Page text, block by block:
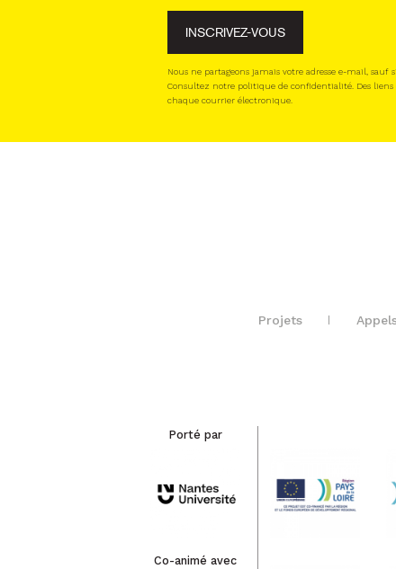
INSCRIVEZ-VOUS
Nous ne partageons jamais votre adresse e-mail, sauf
Consultez notre politique de confidentialité. Des
chaque courrier électronique.
Projets
Porté par
Co-animé avec